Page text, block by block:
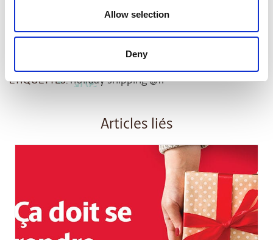
Allow selection
Deny
options d’impressionqui s’offrent à vous, entre
autres pour vos cartes de vœux. Célébrez le temps des Fêtes
ÉTIQUETTES: holiday shipping @fr
Articles liés